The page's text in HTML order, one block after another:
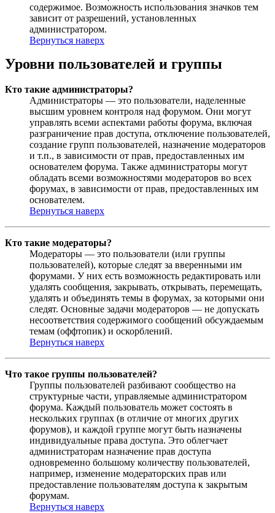
содержимое. Возможность использования значков тем
зависит от разрешений, установленных
администратором.
Вернуться наверх
Уровни пользователей и группы
Кто такие администраторы?
Администраторы — это пользователи, наделенные
высшим уровнем контроля над форумом. Они могут
управлять всеми аспектами работы форума, включая
разграничение прав доступа, отключение пользователей,
создание групп пользователей, назначение модераторов
и т.п., в зависимости от прав, предоставленных им
основателем форума. Также администраторы могут
обладать всеми возможностями модераторов во всех
форумах, в зависимости от прав, предоставленных им
основателем.
Вернуться наверх
Кто такие модераторы?
Модераторы — это пользователи (или группы
пользователей), которые следят за вверенными им
форумами. У них есть возможность редактировать или
удалять сообщения, закрывать, открывать, перемещать,
удалять и объединять темы в форумах, за которыми они
следят. Основные задачи модераторов — не допускать
несоответствия содержимого сообщений обсуждаемым
темам (оффтопик) и оскорблений.
Вернуться наверх
Что такое группы пользователей?
Группы пользователей разбивают сообщество на
структурные части, управляемые администратором
форума. Каждый пользователь может состоять в
нескольких группах (в отличие от многих других
форумов), и каждой группе могут быть назначены
индивидуальные права доступа. Это облегчает
администраторам назначение прав доступа
одновременно большому количеству пользователей,
например, изменение модераторских прав или
предоставление пользователям доступа к закрытым
форумам.
Вернуться наверх